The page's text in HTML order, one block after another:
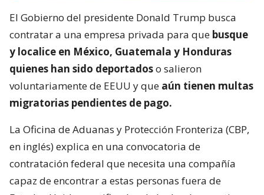
El Gobierno del presidente Donald Trump busca
contratar a una empresa privada para que busque
y localice en México, Guatemala y Honduras
quienes han sido deportadoso salieron
voluntariamente de EEUU y que aún tienen multas
migratorias pendientes de pago.
La Oficina de Aduanas y Protección Fronteriza (CBP,
en inglés) explica en una convocatoria de
contratación federal que necesita una compañía
capaz de encontrar a estas personas fuera de